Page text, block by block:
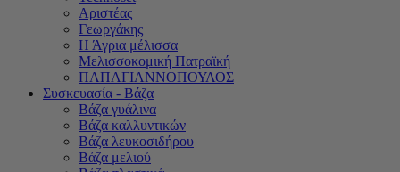
Αριστέας
Γεωργάκης
Η Άγρια μέλισσα
Μελισσοκομική Πατραϊκή
ΠΑΠΑΓΙΑΝΝΟΠΟΥΛΟΣ
Συσκευασία - Βάζα
Βάζα γυάλινα
Βάζα καλλυντικών
Βάζα λευκοσιδήρου
Βάζα μελιού